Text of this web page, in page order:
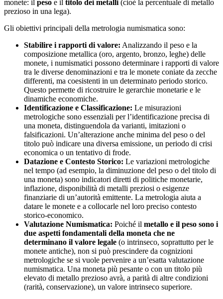
monete: il peso e il titolo dei metalli(cioè la percentuale di metallo
prezioso in una lega).
Gli obiettivi principali della metrologia numismatica sono:
Stabilire i rapporti di valore: Analizzando il peso e la
composizione metallica (oro, argento, bronzo, leghe) delle
monete, i numismatici possono determinare i rapporti di valore
tra le diverse denominazioni e tra le monete coniate da zecche
differenti, ma coesistenti in un determinato periodo storico.
Questo permette di ricostruire le gerarchie monetarie e le
dinamiche economiche.
Identificazione e Classificazione: Le misurazioni
metrologiche sono essenziali per l’identificazione precisa di
una moneta, distinguendola da varianti, imitazioni o
falsificazioni. Un’alterazione anche minima del peso o del
titolo può indicare una diversa emissione, un periodo di crisi
economica o un tentativo di frode.
Datazione e Contesto Storico: Le variazioni metrologiche
nel tempo (ad esempio, la diminuzione del peso o del titolo di
una moneta) sono indicatori diretti di politiche monetarie,
inflazione, disponibilità di metalli preziosi o esigenze
finanziarie di un’autorità emittente. La metrologia aiuta a
datare le monete e a collocarle nel loro preciso contesto
storico-economico.
Valutazione Numismatica: Poiché il metallo e il peso sono i
due aspetti fondamentali della moneta che ne
determinano il valore legale (o intrinseco, soprattutto per le
monete antiche), non si può prescindere da cognizioni
metrologiche se si vuole pervenire a un’esatta valutazione
numismatica. Una moneta più pesante o con un titolo più
elevato di metallo prezioso avrà, a parità di altre condizioni
(rarità, conservazione), un valore intrinseco superiore.